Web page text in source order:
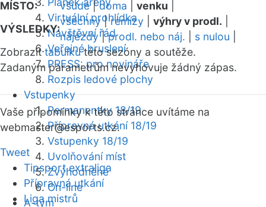
Virtuální prohlídka
Návštěvní řád
Veřejné bruslení
PRESS: pro novináře
Rozpis ledové plochy
Vstupenky
Permanentky 18/19
Přípravná utkání 18/19
Vstupenky 18/19
Uvolňování míst
Zvýhodněné
On-line
A-tým
MÍSTO:
všude|doma venku
VÝSLEDKY:
všechny|remízy výhry v prodl.
nájezdy|prodl. nebo náj. s nulou
Zobrazittabulkutéto sezóny a soutěže.
Zadaným parametrům nevyhovuje žádný zápas.
Vaše připomínky k této stránce uvítáme na
webmaster@esports.cz.
Tweet
Tipsport extraliga
Přípravná utkání
Liga mistrů